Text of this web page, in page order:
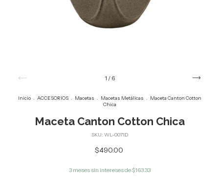
1 / 6
Inicio . ACCESORIOS . Macetas . Macetas Metálicas . Maceta Canton Cotton
Chica
Maceta Canton Cotton Chica
SKU: WL-0071D
$490.00
3 meses sin intereses de $163.33